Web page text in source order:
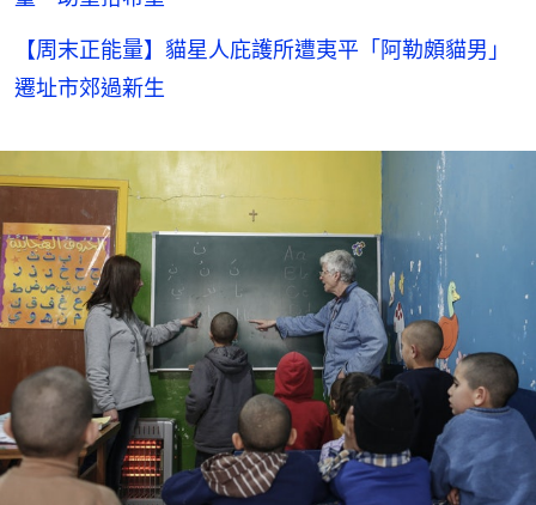
【周末正能量】貓星人庇護所遭夷平「阿勒頗貓男」
遷址市郊過新生